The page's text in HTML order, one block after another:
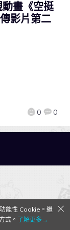
畫《空挺
影片第二
0 0
能性 Cookie。繼
式。 了解更多→